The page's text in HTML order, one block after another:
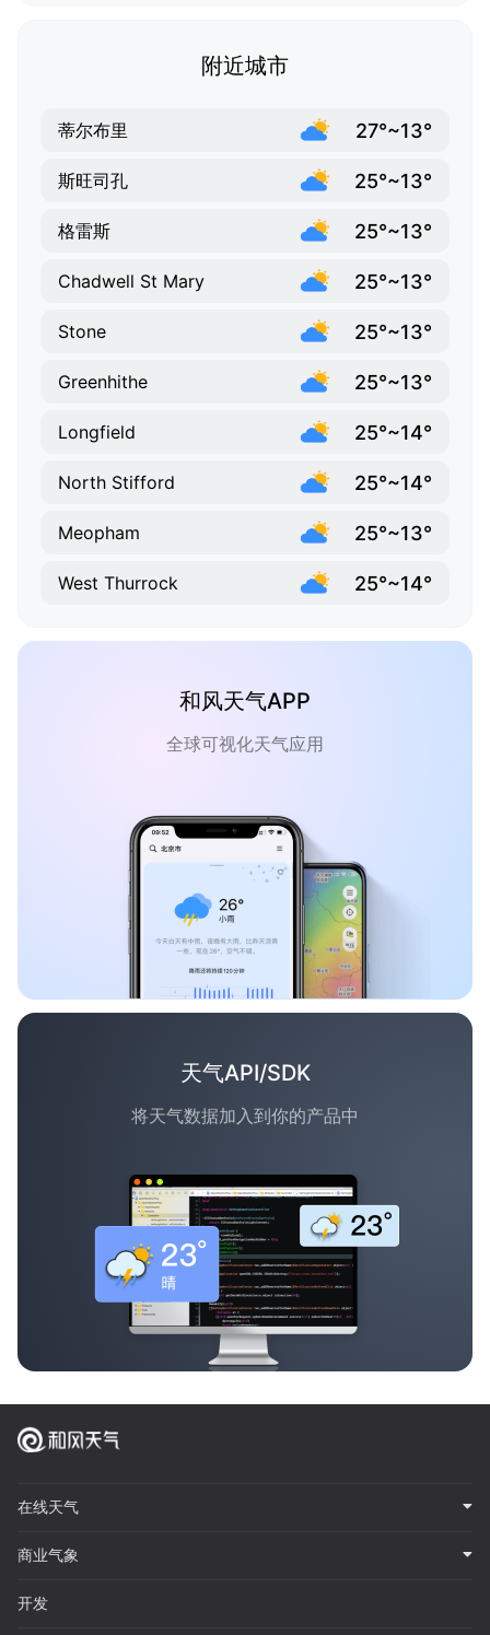
附近城市
蒂尔布里 27°~13°
斯旺司孔 25°~13°
格雷斯 25°~13°
Chadwell St Mary 25°~13°
Stone 25°~13°
Greenhithe 25°~13°
Longfield 25°~14°
North Stifford 25°~14°
Meopham 25°~13°
West Thurrock 25°~14°
和风天气APP
全球可视化天气应用
天气API/SDK
将天气数据加入到你的产品中
在线天气
商业气象
开发